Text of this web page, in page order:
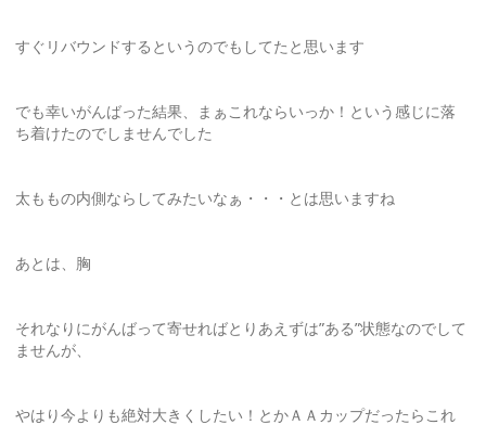
すぐリバウンドするというのでもしてたと思います
でも幸いがんばった結果、まぁこれならいっか！という感じに落
ち着けたのでしませんでした
太ももの内側ならしてみたいなぁ・・・とは思いますね
あとは、胸
それなりにがんばって寄せればとりあえずは”ある”状態なのでして
ませんが、
やはり今よりも絶対大きくしたい！とかＡＡカップだったらこれ